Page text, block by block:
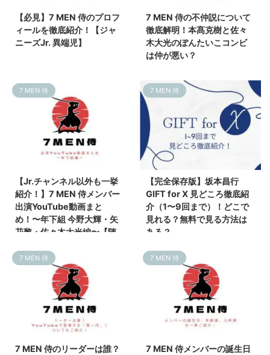
【必見】7 MEN 侍のプロフ
ィールを徹底紹介！【ジャ
ニーズJr. 異端児】
7 MEN 侍の不仲説について
徹底解明！本髙克樹と佐々
木大光のぽんたいこコンビ
は仲が悪い？
7 MEN 侍
【Jr.チャンネル以外も一挙
紹介！】7 MEN 侍メンバー
出演YouTube動画まと
め！〜年下組 今野大輝・矢
花黎・佐々木大光編〜【随
7 MEN 侍
【完全保存版】坂本昌行
GIFT for X 見どころ徹底紹
介（1〜9回まで）！どこで
見れる？無料で見る方法は
ある？
7 MEN 侍
2024/11/19
7 MEN 侍のリーダーは誰？
7 MEN 侍
7 MEN 侍メンバーの誕生日